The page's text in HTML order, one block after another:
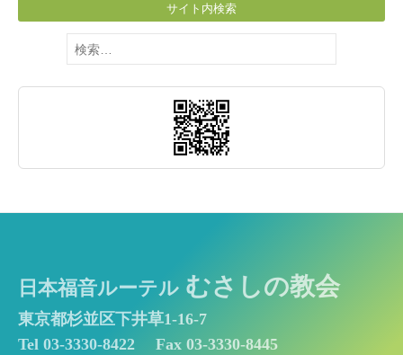
サイト内検索
検
索:
日本福音ルーテル むさしの教会
東京都杉並区下井草1-16-7
Tel 03-3330-8422
Fax 03-3330-8445